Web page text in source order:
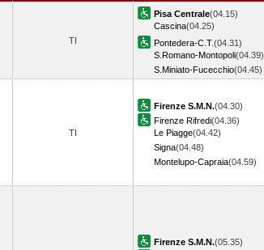
TI
Pisa Centrale(04.15)
Cascina(04.25)
Pontedera-C.T.(04.31)
S.Romano-Montopoli(04.39)
S.Miniato-Fucecchio(04.45)
TI
Firenze S.M.N.(04.30)
Firenze Rifredi(04.36)
Le Piagge(04.42)
Signa(04.48)
Montelupo-Capraia(04.59)
Firenze S.M.N.(05.35)